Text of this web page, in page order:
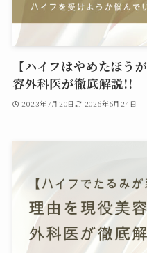
【ハイフはやめたほう
容外科医が徹底解説!!
2023年7月20日 2026年6月24日